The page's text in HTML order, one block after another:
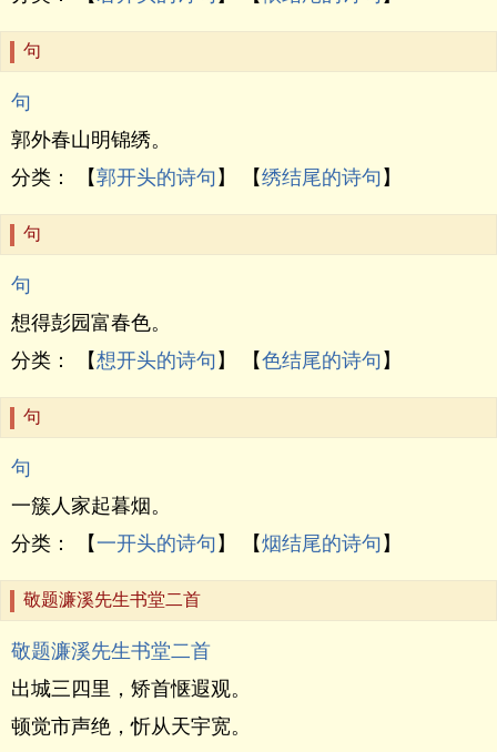
句
句
郭外春山明锦绣。
分类： 【郭开头的诗句 】 【绣结尾的诗句 】
句
句
想得彭园富春色。
分类： 【想开头的诗句 】 【色结尾的诗句 】
句
句
一簇人家起暮烟。
分类： 【一开头的诗句 】 【烟结尾的诗句 】
敬题濂溪先生书堂二首
敬题濂溪先生书堂二首
出城三四里，矫首惬遐观。
顿觉市声绝，忻从天宇宽。